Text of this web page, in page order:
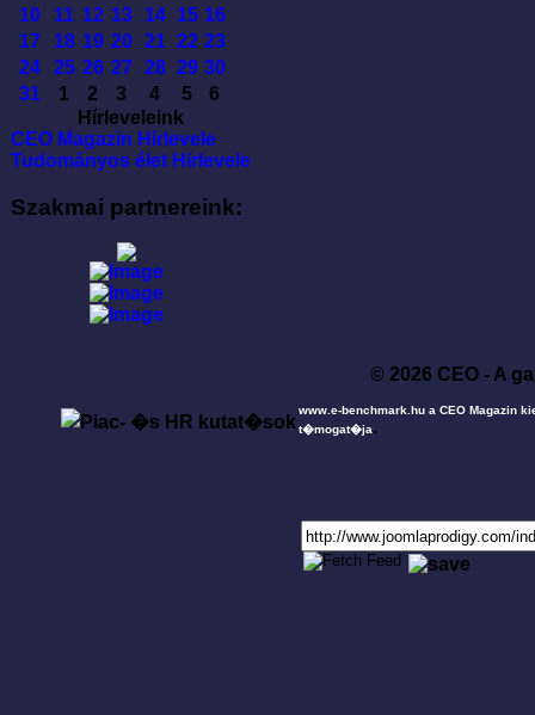
10
11 12 13 14 15 16
17
18 19 20 21 22 23
24
25 26 27 28 29 30
31
1 2 3 4 5
6
Hírleveleink
CEO Magazin Hírlevele
Tudományos élet Hírlevele
Szakmai partnereink:
© 2026 CEO - A
www.e-benchmark.hu a CEO Magazin
t�mogat�ja.